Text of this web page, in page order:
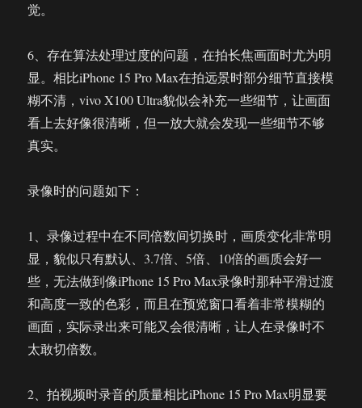
觉。
6、存在算法处理过度的问题，在拍长焦画面时尤为明
显。相比iPhone 15 Pro Max在拍远景时部分细节直接模
糊不清，vivo X100 Ultra貌似会补充一些细节，让画面
看上去好像很清晰，但一放大就会发现一些细节不够
真实。
录像时的问题如下：
1、录像过程中在不同倍数间切换时，画质变化非常明
显，貌似只有默认、3.7倍、5倍、10倍的画质会好一
些，无法做到像iPhone 15 Pro Max录像时那种平滑过渡
和高度一致的色彩，而且在预览窗口看着非常模糊的
画面，实际录出来可能又会很清晰，让人在录像时不
太敢切倍数。
2、拍视频时录音的质量相比iPhone 15 Pro Max明显要